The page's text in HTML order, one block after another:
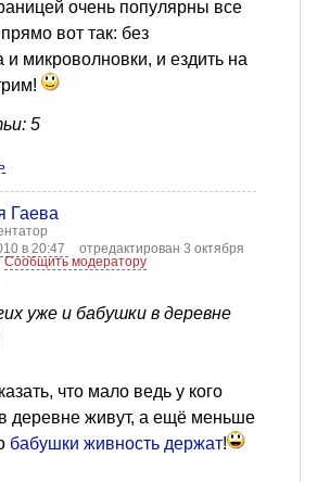
очень популярны все
вот так: без
и микроволновки, и ездить на
5
Гаева
в 20:47
отредактирован 3 октября
Сообщить модератору
уже и бабушки в деревне
что мало ведь у кого
деревне живут, а ещё меньше
бабушки живность держат!